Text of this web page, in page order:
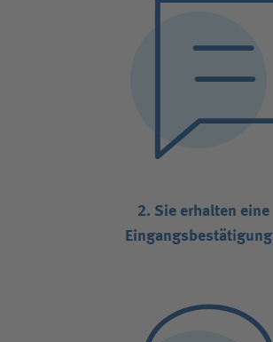
2. Sie erhalten eine
Eingangsbestätigung